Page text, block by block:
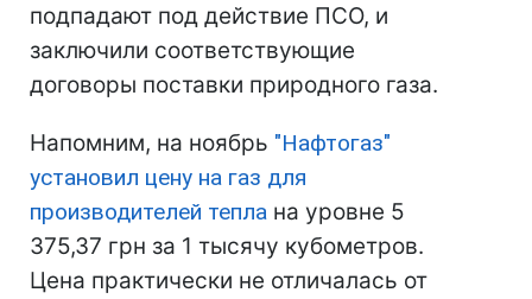
подпадают под действие ПСО, и
заключили соответствующие
договоры поставки природного газа.
Напомним, на ноябрь "Нафтогаз"
установил цену на газ для
производителей тепла на уровне 5
375,37 грн за 1 тысячу кубометров.
Цена практически не отличалась от